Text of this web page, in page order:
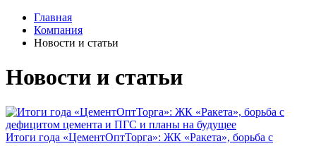
Главная
Компания
Новости и статьи
Новости и статьи
Итоги года «ЦементОптТорга»: ЖК «Ракета», борьба с